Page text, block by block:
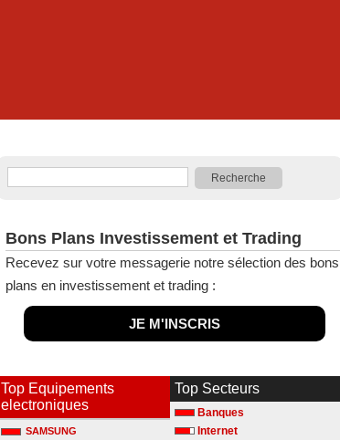
Bons Plans Investissement et Trading
Recevez sur votre messagerie notre sélection des bons
plans en investissement et trading :
JE M'INSCRIS
Top Equipements
electroniques
SAMSUNG
Top Secteurs
Banques
Internet